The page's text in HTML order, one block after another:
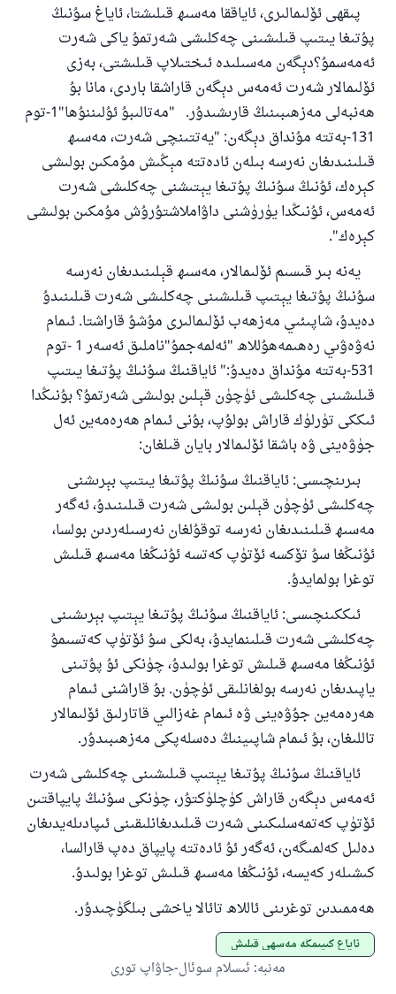
پىقھى ئۆلىمالىرى، ئاياققا مەسىھ قىلىشتا، ئاياغ سۇنىڭ
پۇتىغا يىتىپ قىلىشىنى چەكلىشى شەرتمۇ ياكى شەرت
ئەمەسمۇ؟دېگەن مەسىلىدە ئىختىلاپ قىلىشتى، بەزى
ئۆلىمالار شەرت ئەمەس دېگەن قاراشقا باردى، مانا بۇ
ھەنبەلى مەزھىبىنىڭ قارىشىدۇر. "مەتالىبۇ ئۇلىننۇھا"1-توم
131-بەتتە مۇنداق دېگەن: "يەتتىنچى شەرت، مەسىھ
قىلىنىدىغان نەرسە بىلەن ئادەتتە مېڭىش مۇمكىن بولىشى
كېرەك، ئۇنىڭ سۇنىڭ پۇتىغا يېتىشنى چەكلىشى شەرت
ئەمەس، ئۇنىڭدا يۈرۈشنى داۋاملاشتۇرۇش مۇمكىن بولىشى
كېرەك".
يەنە بىر قىسىم ئۆلىمالار، مەسىھ قېلىنىدىغان نەرسە
سۇنىڭ پۇتىغا يېتىپ قىلىشىنى چەكلىشى شەرت قىلىنىدۇ
دەيدۇ، شاپىئىي مەزھەب ئۆلىمالىرى مۇشۇ قاراشتا. ئىمام
نەۋەۋىي رەھىمەھۇللاھ "ئەلمەجمۇ"ناملىق ئەسەر 1 -توم
531-بەتتە مۇنداق دەيدۇ:" ئاياقنىڭ سۇنىڭ پۇتىغا يىتىپ
قىلىشىنى چەكلىشى ئۈچۈن قېلىن بولىشى شەرتمۇ؟ بۇنىڭدا
ئىككى تۈرلۈك قاراش بولۇپ، بۇنى ئىمام ھەرەمەين ئەل
جۈۋەينى ۋە باشقا ئۆلىمالار بايان قىلغان:
بىرىنچىسى: ئاياقنىڭ سۇنىڭ پۇتىغا يىتىپ بېرىشنى
چەكلىشى ئۈچۈن قېلىن بولىشى شەرت قىلىنىدۇ، ئەگەر
مەسىھ قىلىنىدىغان نەرسە توقۇلغان نەرسىلەردىن بولسا،
ئۇنىڭغا سۇ تۆكسە ئۆتۈپ كەتسە ئۇنىڭغا مەسىھ قىلىش
توغرا بولمايدۇ.
ئىككىنچىسى: ئاياقنىڭ سۇنىڭ پۇتىغا يېتىپ بېرىشىنى
چەكلىشى شەرت قىلىنمايدۇ، بەلكى سۇ ئۆتۈپ كەتسىمۇ
ئۇنىڭغا مەسىھ قىلىش توغرا بولىدۇ، چۈنكى ئۇ پۇتىنى
ياپىدىغان نەرسە بولغانلىقى ئۈچۈن. بۇ قاراشنى ئىمام
ھەرەمەين جۇۋەينى ۋە ئىمام غەزالىي قاتارلىق ئۆلىمالار
تاللىغان، بۇ ئىمام شاپىينىڭ دەسلەپكى مەزھىبىدۇر.
ئاياقنىڭ سۇنىڭ پۇتىغا يېتىپ قىلىشىنى چەكلىشى شەرت
ئەمەس دېگەن قاراش كۈچلۈكتۇر، چۈنكى سۇنىڭ پايپاقتىن
ئۆتۈپ كەتمەسلىكىنى شەرت قىلىدىغانلىقىنى ئىپادىلەيدىغان
دەلىل كەلمىگەن، ئەگەر ئۇ ئادەتتە پايپاق دەپ قارالسا،
كىشىلەر كەيسە، ئۇنىڭغا مەسىھ قىلىش توغرا بولىدۇ.
ھەممىدىن توغرىنى ئاللاھ تائالا ياخشى بىلگۈچىدۇر.
ئاياغ كىيىمگە مەسھى قىلىش
مەنبە: ئىسلام سوئال-جاۋاپ تورى
110845 - نومۇرلۇق سوئالنىڭ جاۋابى
ئائىلىنى ساقلاپ قالدى
ئۇممەتكە جاۋاپ بېرىشىمىزگە ياردەم قىلىڭ
پەيغەمبەرئەلەيھىسسالام مۇنداق دېگەن:
ياخشىلىققا باشلارپ قويغان كىشى قىلغۇچىغا
ئوخشاش ساۋاپقا ئېرىشىدۇ
مۇسلىم رىۋايەت قىلغان (1893) ھەدىس
ئىئائە